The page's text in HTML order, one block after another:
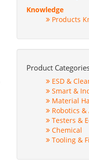
Knowledge
Products
Product
ESD &
Smart &
Material
Robotics
Testers &
Chemical
Tooling &